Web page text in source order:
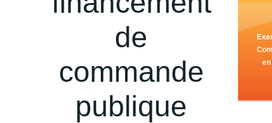
de
commande
publique